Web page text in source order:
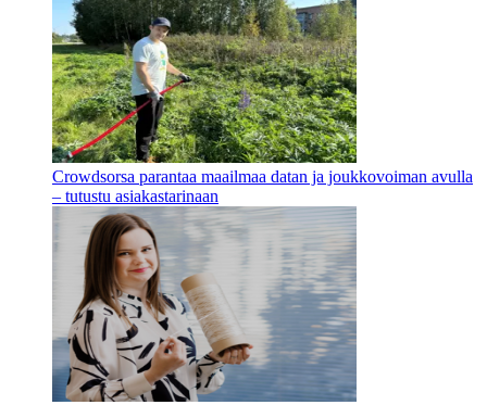
Crowdsorsa parantaa maailmaa datan ja joukkovoiman avulla
– tutustu asiakastarinaan